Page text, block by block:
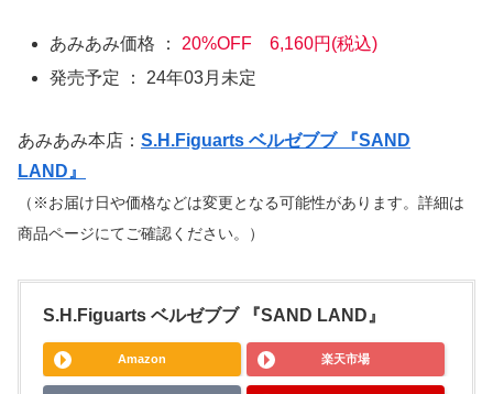
あみあみ価格 ： 20%OFF 6,160円(税込)
発売予定 ： 24年03月未定
あみあみ本店： S.H.Figuarts ベルゼブブ 『SAND
LAND』
（※お届け日や価格などは変更となる可能性があります。詳細は
商品ページにてご確認ください。）
S.H.Figuarts ベルゼブブ 『SAND LAND』
Amazon 楽天市場